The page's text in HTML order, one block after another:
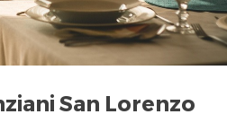
San Lorenzo